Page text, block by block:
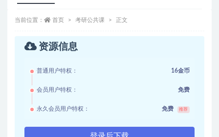
当前位置： 首页 考研公共课 正文
资源信息
普通用户特权： 16金币
会员用户特权： 免费
永久会员用户特权： 免费 推荐